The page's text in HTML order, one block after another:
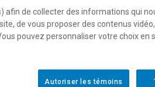
récente de ce programme est
afin de collecter des informations qui
de vous proposer des contenus vidéo,
pouvez personnaliser votre choix en
Autoriser les témoins